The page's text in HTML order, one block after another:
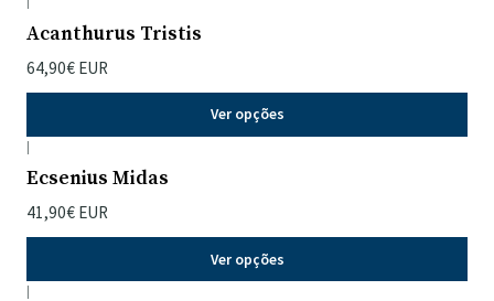
Acanthurus Tristis
64,90€ EUR
Ver opções
|
Ecsenius Midas
41,90€ EUR
Ver opções
|